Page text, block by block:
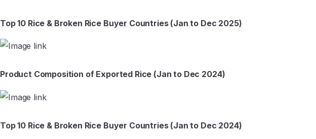
Top 10 Rice & Broken Rice Buyer Countries (Jan to Dec 2025)
Product Composition of Exported Rice (Jan to Dec 2024)
Top 10 Rice & Broken Rice Buyer Countries (Jan to Dec 2024)